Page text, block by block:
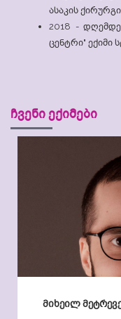
ასაკის ქირურგი
2018 -
ცენტრი" ექიმი
ჩვენი ექიმები
მიხეილ